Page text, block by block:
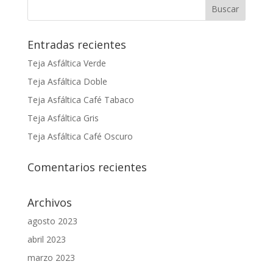
Entradas recientes
Teja Asfáltica Verde
Teja Asfáltica Doble
Teja Asfáltica Café Tabaco
Teja Asfáltica Gris
Teja Asfáltica Café Oscuro
Comentarios recientes
Archivos
agosto 2023
abril 2023
marzo 2023